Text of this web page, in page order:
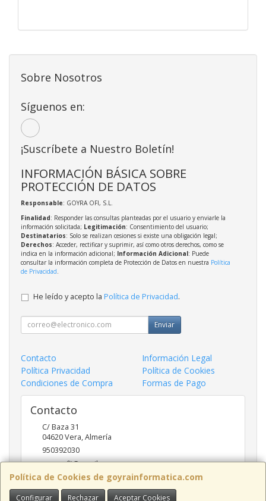
Política de Cookies de goyrainformatica.com
Configurar Rechazar Aceptar Cookies
Sobre Nosotros
Síguenos en:
¡Suscríbete a Nuestro Boletín!
INFORMACIÓN BÁSICA SOBRE
PROTECCIÓN DE DATOS
Responsable: GOYRA OFI, S.L.
Finalidad: Responder las consultas planteadas por el usuario y enviarle la
información solicitada; Legitimación: Consentimiento del usuario;
Destinatarios: Solo se realizan cesiones si existe una obligación legal;
Derechos: Acceder, rectificar y suprimir, así como otros derechos, como se
indica en la información adicional; Información Adicional: Puede
consultar la información completa de Protección de Datos en nuestra Política
de Privacidad
He leído y acepto la Política de Privacidad.
Enviar
Contacto
Información Legal
Política Privacidad
Política de Cookies
Condiciones de Compra
Formas de Pago
Contacto
C/ Baza 31
04620Vera,Almería
950392030
goyraofii@gmail.com